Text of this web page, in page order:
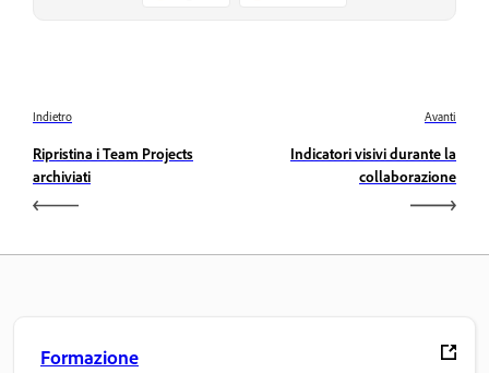
Indietro
Ripristina i Team Projects
archiviati
Avanti
Indicatori visivi durante la
collaborazione
Formazione